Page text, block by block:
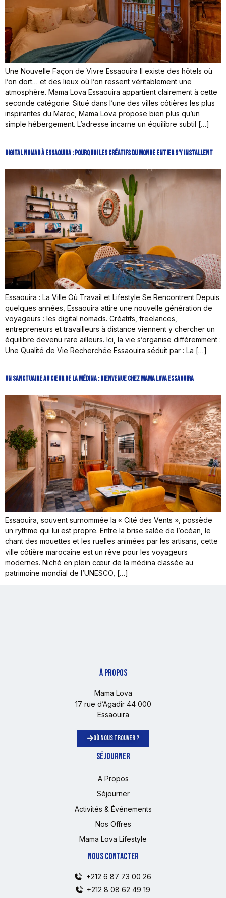
Une Nouvelle Façon de Vivre Essaouira Il existe des hôtels où
l’on dort… et des lieux où l’on ressent véritablement une
atmosphère. Mama Lova Essaouira appartient clairement à cette
seconde catégorie. Situé dans l’une des villes côtières les plus
inspirantes du Maroc, Mama Lova propose bien plus qu’un
simple hébergement. L’adresse incarne un équilibre subtil […]
Digital Nomad à Essaouira : Pourquoi les Créatifs du Monde Entier S’y Installent
Essaouira : La Ville Où Travail et Lifestyle Se Rencontrent Depuis
quelques années, Essaouira attire une nouvelle génération de
voyageurs : les digital nomads. Créatifs, freelances,
entrepreneurs et travailleurs à distance viennent y chercher un
équilibre devenu rare ailleurs. Ici, la vie s’organise différemment :
Une Qualité de Vie Recherchée Essaouira séduit par : La […]
Un Sanctuaire au Cœur de la Médina : Bienvenue chez Mama Lova Essaouira
Essaouira, souvent surnommée la « Cité des Vents », possède
un rythme qui lui est propre. Entre la brise salée de l’océan, le
chant des mouettes et les ruelles animées par les artisans, cette
ville côtière marocaine est un rêve pour les voyageurs
modernes. Niché en plein cœur de la médina classée au
patrimoine mondial de l’UNESCO, […]
À PROPOS
Mama Lova
17 rue d’Agadir 44 000
Essaouira
OÙ NOUS TROUVER ?
SÉJOURNER
A Propos
Séjourner
Activités & Événements
Nos Offres
Mama Lova Lifestyle
NOUS CONTACTER
+212 6 87 73 00 26
+212 8 08 62 49 19